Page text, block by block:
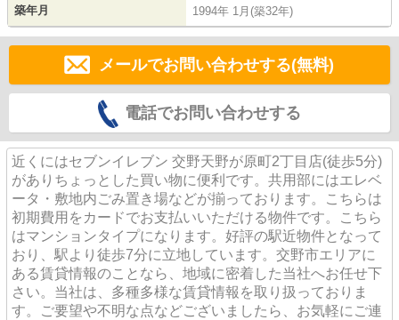
築年月 1994年 1月(築32年)
メールでお問い合わせする(無料)
電話でお問い合わせする
近くにはセブンイレブン 交野天野が原町2丁目店(徒歩5分)
がありちょっとした買い物に便利です。共用部にはエレベ
ータ・敷地内ごみ置き場などが揃っております。こちらは
初期費用をカードでお支払いいただける物件です。こちら
はマンションタイプになります。好評の駅近物件となって
おり、駅より徒歩7分に立地しています。交野市エリアに
ある賃貸情報のことなら、地域に密着した当社へお任せ下
さい。当社は、多種多様な賃貸情報を取り扱っておりま
す。ご要望や不明な点などございましたら、お気軽にご連